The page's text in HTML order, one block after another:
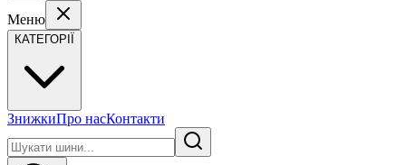
Меню
КАТЕГОРІЇ
ЗнижкиПро насКонтакти